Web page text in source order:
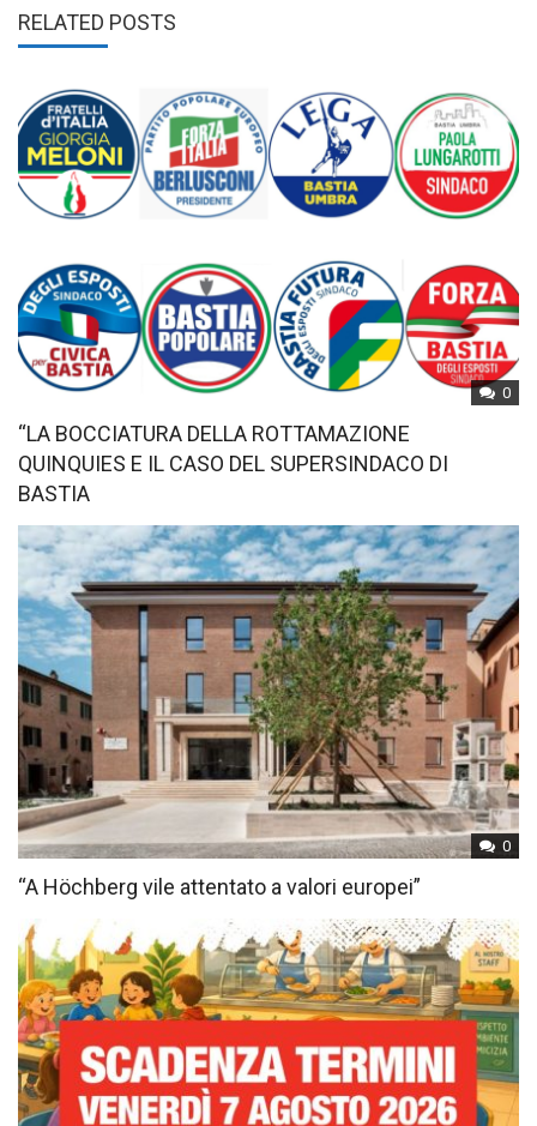
RELATED POSTS
0
“LA BOCCIATURA DELLA ROTTAMAZIONE
QUINQUIES E IL CASO DEL SUPERSINDACO DI
BASTIA
0
“A Höchberg vile attentato a valori europei”